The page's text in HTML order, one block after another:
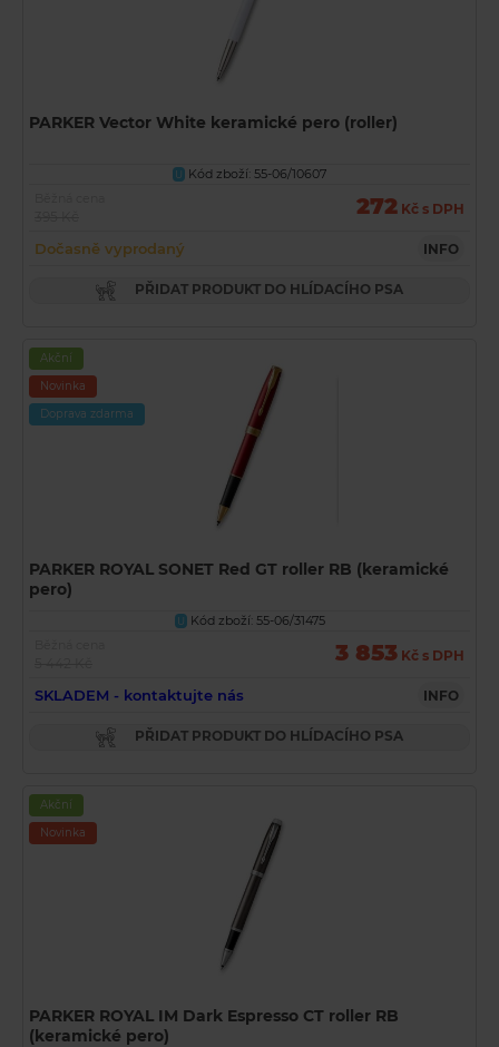
PARKER Vector White keramické pero (roller)
U
Kód zboží: 55-06/10607
272 Kč s DPH
Dočasně vyprodaný INFO
PŘIDAT PRODUKT DO HLÍDACÍHO PSA
Akční
Novinka
Doprava zdarma
PARKER ROYAL SONET Red GT roller RB (keramické
pero)
U Kód zboží: 55-06/31475
3 853 Kč s DPH
SKLADEM - kontaktujte nás INFO
PŘIDAT PRODUKT DO HLÍDACÍHO PSA
Akční
Novinka
PARKER ROYAL IM Dark Espresso CT roller RB
(keramické pero)